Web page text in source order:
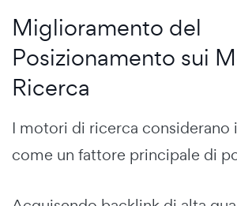
Miglioramento del
Posizionamento sui
Ricerca
I motori di ricerca considerano
come un fattore principale di